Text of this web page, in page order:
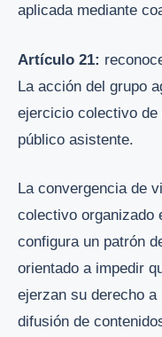
aplicada mediante
Artículo 21:
La acción del grupo
ejercicio colectivo de
público asistente.
La convergencia de
colectivo organizado
configura un patrón
orientado a impedir
ejerzan su derecho
difusión de